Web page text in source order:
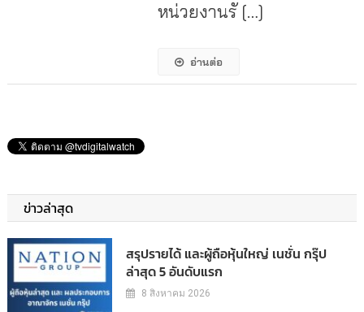
หน่วยงานรั […]
อ่านต่อ
ข่าวล่าสุด
สรุปรายได้ และผู้ถือหุ้นใหญ่ เนชั่น กรุ๊ป
ล่าสุด 5 อันดับแรก
8 สิงหาคม 2026